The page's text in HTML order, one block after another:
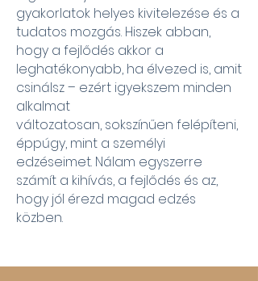
gyakorlatok helyes kivitelezése és a
tudatos mozgás. Hiszek abban,
hogy a fejlődés akkor a
leghatékonyabb, ha élvezed is, amit
csinálsz – ezért igyekszem minden
alkalmat
változatosan, sokszínűen felépíteni,
éppúgy, mint a személyi
edzéseimet. Nálam egyszerre
számít a kihívás, a fejlődés és az,
hogy jól érezd magad edzés
közben.